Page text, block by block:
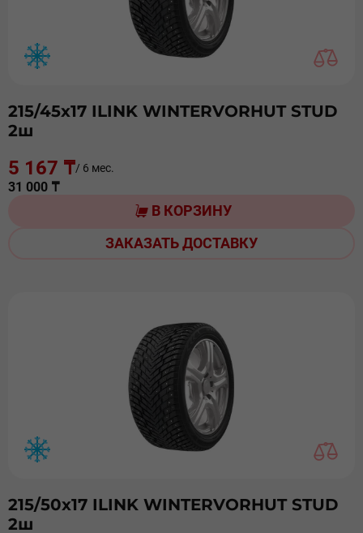
215/45х17 ILINK WINTERVORHUT STUD
2ш
5 167 ₸/ 6 мес.
31 000 ₸
В КОРЗИНУ
ЗАКАЗАТЬ ДОСТАВКУ
215/50х17 ILINK WINTERVORHUT STUD
2ш